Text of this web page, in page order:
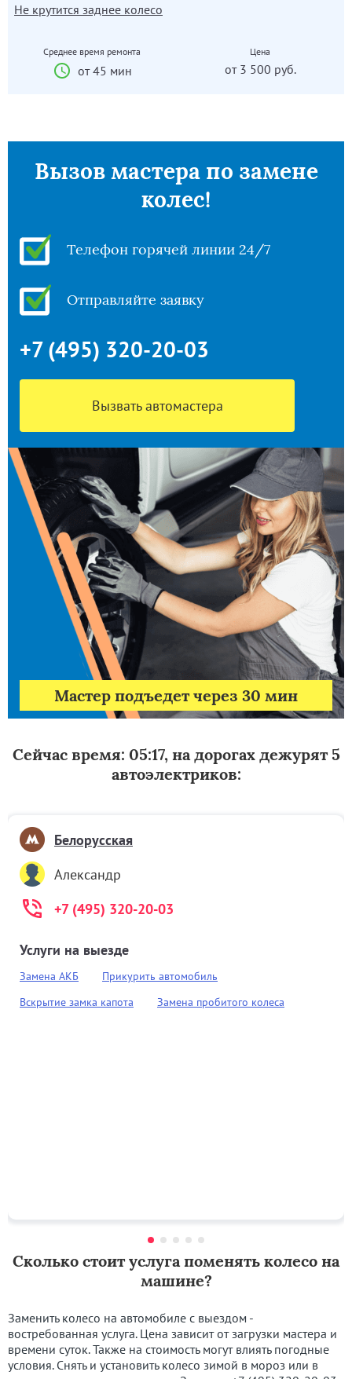
Не крутится заднее колесо
Среднее время ремонта
от 45 мин
Цена
от 3 500 руб.
Мастер подъедет через 30 мин
Вызов мастера по замене
колес!
Телефон горячей линии 24/7
Отправляйте заявку
+7 (495) 320-20-03
Вызвать автомастера
Сейчас время: 05:17, на дорогах дежурят 5
автоэлектриков:
Белорусская
Александр
+7 (495) 320-20-03
Услуги на выезде
Замена АКБ
Прикурить автомобиль
Вскрытие замка капота
Замена пробитого колеса
Сколько стоит услуга поменять колесо на
машине?
Заменить колесо на автомобиле с выездом -
востребованная услуга. Цена зависит от загрузки мастера и
времени суток. Также на стоимость могут влиять погодные
условия. Снять и установить колесо зимой в мороз или в